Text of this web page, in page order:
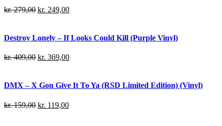
kr.279,00 kr. 249,00
Destroy Lonely – If Looks Could Kill (Purple Vinyl)
kr.409,00 kr. 369,00
DMX – X Gon Give It To Ya (RSD Limited Edition) (Vinyl)
kr.159,00 kr. 119,00